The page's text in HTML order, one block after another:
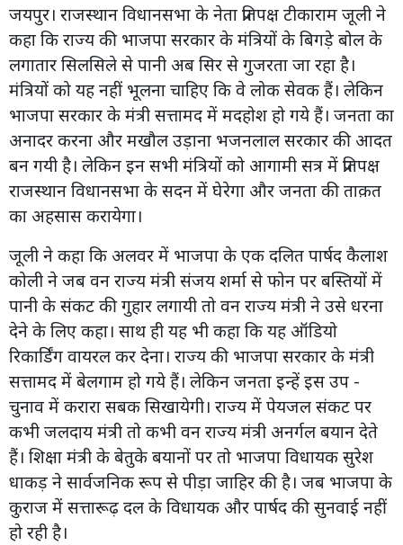
जयपुर। राजस्थान विधानसभा के नेता प्रतिपक्ष टीकाराम जूली ने
कहा कि राज्य की भाजपा सरकार के मंत्रियों के बिगड़े बोल के
लगातार सिलसिले से पानी अब सिर से गुजरता जा रहा है।
मंत्रियों को यह नहीं भूलना चाहिए कि वे लोक सेवक हैं। लेकिन
भाजपा सरकार के मंत्री सत्तामद में मदहोश हो गये हैं। जनता का
अनादर करना और मखौल उड़ाना भजनलाल सरकार की आदत
बन गयी है। लेकिन इन सभी मंत्रियों को आगामी सत्र में प्रतिपक्ष
राजस्थान विधानसभा के सदन में घेरेगा और जनता की ताक़त
का अहसास करायेगा।
जूली ने कहा कि अलवर में भाजपा के एक दलित पार्षद कैलाश
कोली ने जब वन राज्य मंत्री संजय शर्मा से फोन पर बस्तियों में
पानी के संकट की गुहार लगायी तो वन राज्य मंत्री ने उसे धरना
देने के लिए कहा। साथ ही यह भी कहा कि यह ऑडियो
रिकार्डिंग वायरल कर देना। राज्य की भाजपा सरकार के मंत्री
सत्तामद में बेलगाम हो गये हैं। लेकिन जनता इन्हें इस उप -
चुनाव में करारा सबक सिखायेगी। राज्य में पेयजल संकट पर
कभी जलदाय मंत्री तो कभी वन राज्य मंत्री अनर्गल बयान देते
हैं। शिक्षा मंत्री के बेतुके बयानों पर तो भाजपा विधायक सुरेश
धाकड़ ने सार्वजनिक रूप से पीड़ा जाहिर की है। जब भाजपा के
कुराज में सत्तारूढ़ दल के विधायक और पार्षद की सुनवाई नहीं
हो रही है।